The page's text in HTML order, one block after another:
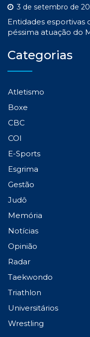
3 de setembro de
Entidades esportivas
péssima atuação do
Categorias
Atletismo
Boxe
CBC
COI
E-Sports
Esgrima
Gestão
Judô
Memória
Notícias
Opinião
Radar
Taekwondo
Triathlon
Universitários
Wrestling